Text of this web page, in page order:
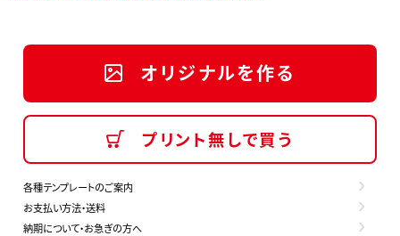
オリジナルを作る
プリント無しで買う
各種テンプレートのご案内
お支払い方法・送料
納期について・お急ぎの方へ